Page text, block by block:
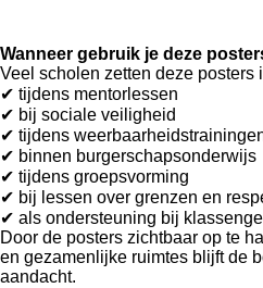
Wanneer gebruik je deze
Veel scholen zetten deze posters
✔ tijdens mentorlessen
✔ bij sociale veiligheid
✔ tijdens
✔ binnen burgerschapsonderwijs
✔ tijdens groepsvorming
✔ bij lessen over grenzen en
✔ als ondersteuning bij
Door de posters zichtbaar op te
en gezamenlijke ruimtes blijft de
aandacht.